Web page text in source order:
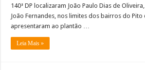
140ª DP localizaram João Paulo Dias de
João Fernandes, nos limites dos bairros do Pito
apresentaram ao plantão …
Leia Mais »